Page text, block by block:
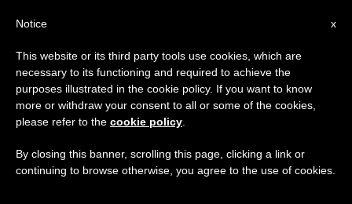
توقيع مذكرتي تفاهم بين "بنك بيروت"
و"كاريتاس لبنان"
x
Notice
This website or its third party tools use cookies, which are
necessary to its functioning and required to achieve the
purposes illustrated in the cookie policy. If you want to know
more or withdraw your consent to all or some of the cookies,
please refer to the cookie policy
By closing this banner, scrolling this page, clicking a link or
continuing to browse otherwise, you agree to the use of cookies.